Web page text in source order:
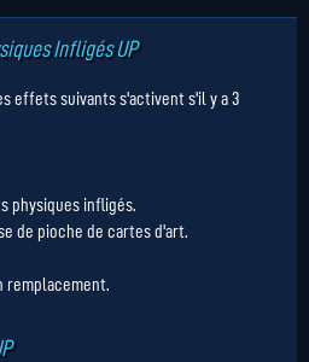
Infligés UP
effets suivants s'activent s'il y a 3
physiques infligés.
de pioche de cartes d'art.
remplacement.